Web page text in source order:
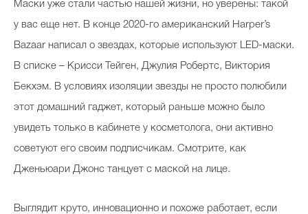
Маски уже стали частью нашей жизни, но уверены: такой
у вас еще нет. В конце 2020-го американский Harper’s
Bazaar написал о звездах, которые используют LED-маски.
В списке – Крисси Тейген, Джулия Робертс, Виктория
Бекхэм. В условиях изоляции звезды не просто полюбили
этот домашний гаджет, который раньше можно было
увидеть только в кабинете у косметолога, они активно
советуют его своим подписчикам. Смотрите, как
Дженьюари Джонс танцует с маской на лице.
Выглядит круто, инновационно и похоже работает, если